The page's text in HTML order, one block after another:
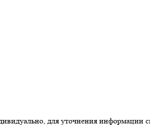
для уточнения информации